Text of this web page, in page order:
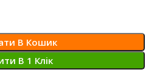
В Кошик
В 1 Клiк